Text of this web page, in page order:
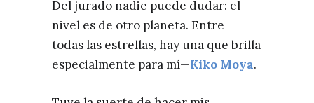
Del jurado nadie puede dudar: el
nivel es de otro planeta. Entre
todas las estrellas, hay una que brilla
especialmente para mí—Kiko Moya.